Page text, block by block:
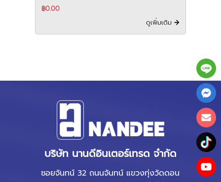
฿0.00
ดูเพิ่มเติม
บริษัท นานดีอินเตอร์เทรด จำกัด
ซอยจันทน์ 32 ถนนจันทน์ แขวงทุ่งวัดดอน